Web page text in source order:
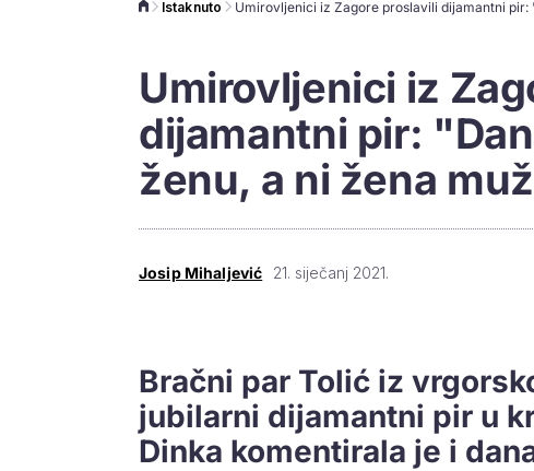
Istaknuto
Umirovljenici iz
dijamantni pir:
ženu, a ni žena
Josip Mihaljević 21. siječanj 2021.
Bračni par Tolić iz
jubilarni dijamantni pir u
Dinka komentirala je i